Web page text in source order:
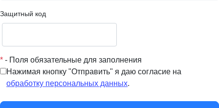
Защитный код
* - Поля обязательные для заполнения
Нажимая кнопку "Отправить" я даю согласие на
обработку персональных данных.